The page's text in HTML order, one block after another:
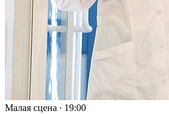
Малая сцена ∙ 19:00